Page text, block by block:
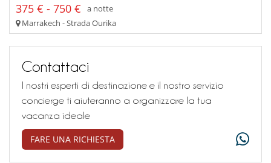
375 € - 750 €
a notte
Marrakech - Strada Ourika
Contattaci
I nostri esperti di destinazione e il nostro servizio
concierge ti aiuteranno a organizzare la tua
vacanza ideale
FARE UNA RICHIESTA